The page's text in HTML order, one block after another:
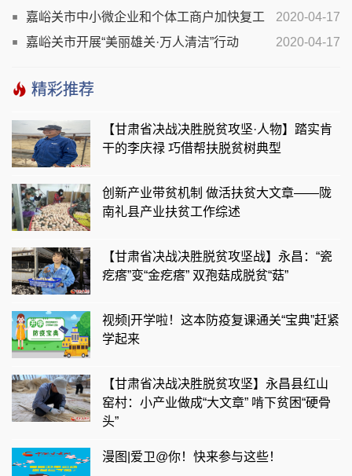
2020-04-17
嘉峪关市中小微企业和个体工商户加快复工
复产
2020-04-17
嘉峪关市开展“美丽雄关·万人清洁”行动
精彩推荐
【甘肃省决战决胜脱贫攻坚·人物】踏实肯
干的李庆禄 巧借帮扶脱贫树典型
创新产业带贫机制 做活扶贫大文章——陇
南礼县产业扶贫工作综述
【甘肃省决战决胜脱贫攻坚战】永昌：“瓷
疙瘩”变“金疙瘩” 双孢菇成脱贫“菇”
视频|开学啦！这本防疫复课通关“宝典”赶紧
学起来
【甘肃省决战决胜脱贫攻坚】永昌县红山
窑村：小产业做成“大文章” 啃下贫困“硬骨
头”
漫图|爱卫@你！快来参与这些！